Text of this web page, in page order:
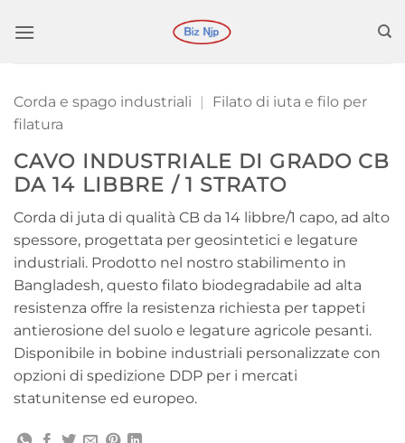
Corda e spago industriali |
Filato di iuta e filo per
filatura
CAVO INDUSTRIALE DI GRADO CB
DA 14 LIBBRE / 1 STRATO
Corda di juta di qualità CB da 14 libbre/1 capo, ad alto
spessore, progettata per geosintetici e legature
industriali. Prodotto nel nostro stabilimento in
Bangladesh, questo filato biodegradabile ad alta
resistenza offre la resistenza richiesta per tappeti
antierosione del suolo e legature agricole pesanti.
Disponibile in bobine industriali personalizzate con
opzioni di spedizione DDP per i mercati
statunitense ed europeo.